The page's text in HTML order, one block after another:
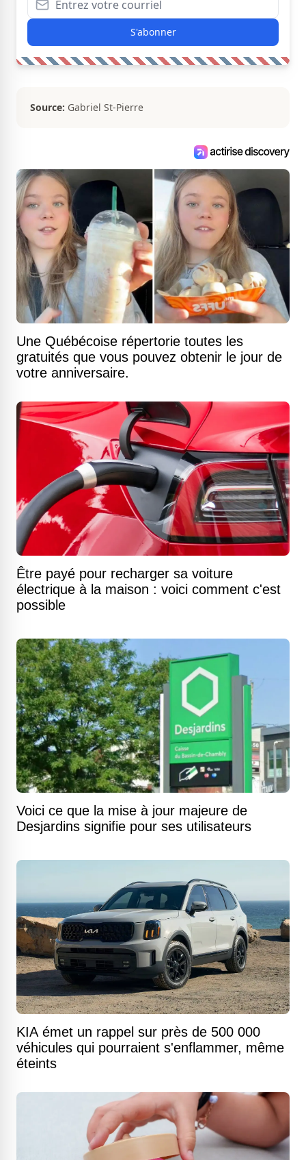
S'abonner
Source: Gabriel St-Pierre
Une Québécoise répertorie toutes les
gratuités que vous pouvez obtenir le jour de
votre anniversaire.
Être payé pour recharger sa voiture
électrique à la maison : voici comment c'est
possible
Voici ce que la mise à jour majeure de
Desjardins signifie pour ses utilisateurs
KIA émet un rappel sur près de 500 000
véhicules qui pourraient s'enflammer, même
éteints